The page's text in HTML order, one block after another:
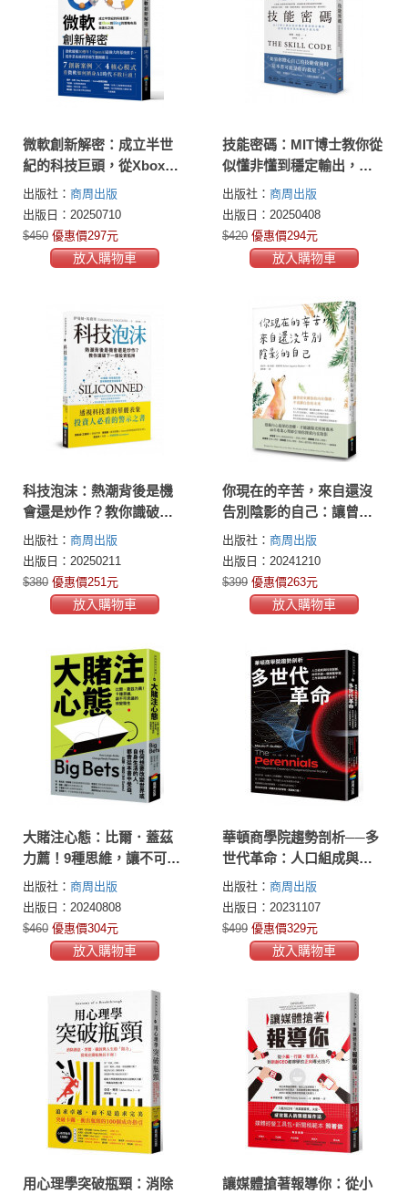
微軟創新解密：成立半世
紀的科技巨頭，從Xbox到
Bing的策略布局與進化之
路
出版社： 商周出版
出版日：20250710
$450 優惠價297元
放入購物車
技能密碼：MIT博士教你從
似懂非懂到穩定輸出，把
專業變事業的職能升級攻
略
出版社： 商周出版
出版日：20250408
$420 優惠價294元
放入購物車
科技泡沫：熱潮背後是機
會還是炒作？教你識破下
一個投資陷阱
出版社： 商周出版
出版日：20250211
$380 優惠價251元
放入購物車
你現在的辛苦，來自還沒
告別陰影的自己：讓曾經
束縛你的內在傷痛，不再
綁住你的未來
出版社： 商周出版
出版日：20241210
$399 優惠價263元
放入購物車
大賭注心態：比爾．蓋茲
力薦！9種思維，讓不可思
議的改變發生
出版社： 商周出版
出版日：20240808
$460 優惠價304元
放入購物車
華頓商學院趨勢剖析──多
世代革命：人口組成與科
技創新，如何共創一個顛
覆學習、工作與娛樂的未
來？
出版社： 商周出版
出版日：20231107
$499 優惠價329元
放入購物車
用心理學突破瓶頸：消除
讓媒體搶著報導你：從小